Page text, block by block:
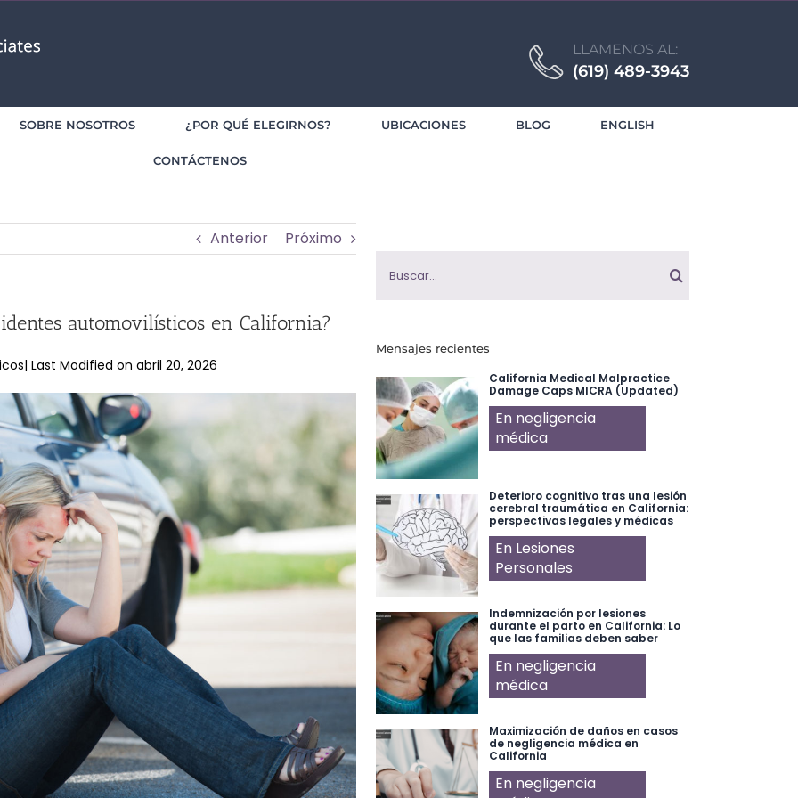
LLAMENOS AL:
(619) 489-3943
SOBRE NOSOTROS ¿POR QUÉ ELEGIRNOS? UBICACIONES BLOG ENGLISH
CONTÁCTENOS
Anterior Próximo
automovilísticos en California?
| Last Modified on abril 20, 2026
Mensajes recientes
California Medical Malpractice
Damage Caps MICRA (Updated)
En negligencia
médica
Deterioro cognitivo tras una lesión
cerebral traumática en California:
perspectivas legales y médicas
En Lesiones
Personales
Indemnización por lesiones
durante el parto en California: Lo
que las familias deben saber
En negligencia
médica
Maximización de daños en casos
de negligencia médica en
California
En negligencia